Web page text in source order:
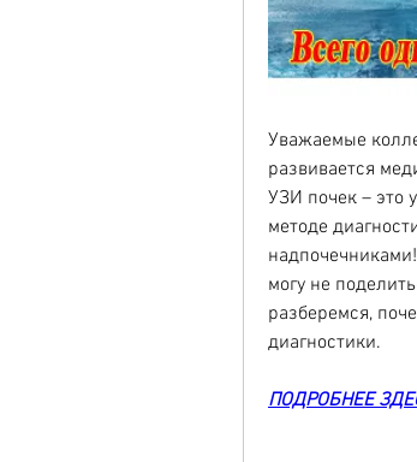
Уважаемые
развивается
УЗИ почек – это
методе
могу не
разберемся,
диагностики.
ПОДРОБНЕЕ